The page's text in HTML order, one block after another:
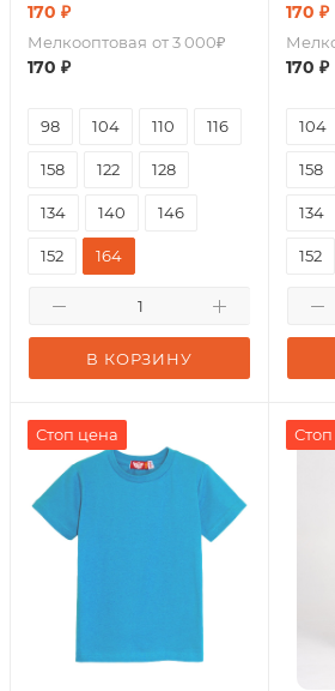
170 ₽
Мелкооптовая от 3 000₽
170 ₽
В КОРЗИНУ
98 104 110 116
158 122 128
134 140 146
152 164
170 ₽
170 ₽
104
158
134
152
Стоп цена